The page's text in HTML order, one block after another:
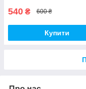
540 ₴ 600 ₴
Купити